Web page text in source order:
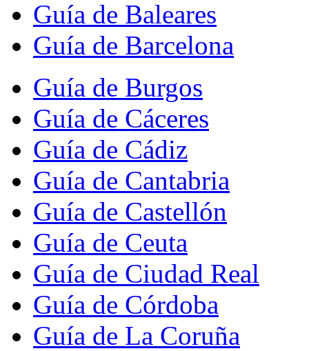
Guía de Baleares
Guía de Barcelona
Guía de Burgos
Guía de Cáceres
Guía de Cádiz
Guía de Cantabria
Guía de Castellón
Guía de Ceuta
Guía de Ciudad Real
Guía de Córdoba
Guía de La Coruña